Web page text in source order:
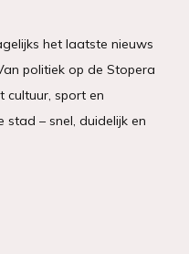
het laatste nieuws
politiek op de Stopera
cultuur, sport en
stad – snel, duidelijk en